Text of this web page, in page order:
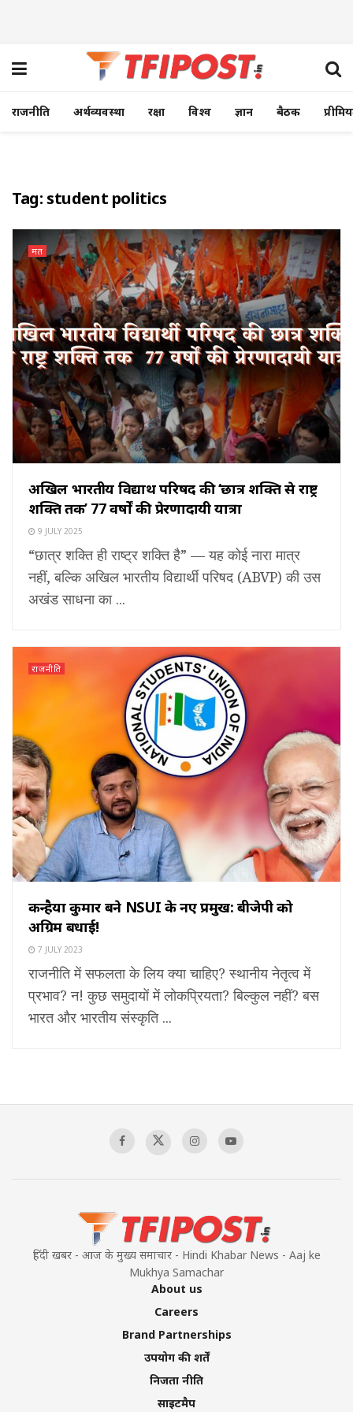
राजनीति अर्थव्यवस्था रक्षा विश्व ज्ञान बैठक
Tag: student politics
मत
अखिल भारतीय विद्यार्थी परिषद की ‘छात्र शक्ति से राष्ट्र
शक्ति तक’ 77 वर्षों की प्रेरणादायी यात्रा
9 JULY 2025
“छात्र शक्ति ही राष्ट्र शक्ति है” — यह कोई नारा मात्र
नहीं, बल्कि अखिल भारतीय विद्यार्थी परिषद (ABVP) की उस
अखंड साधना का ...
राजनीति
कन्हैया कुमार बने NSUI के नए प्रमुख: बीजेपी को
अग्रिम बधाई!
7 JULY 2023
राजनीति में सफलता के लिय क्या चाहिए? स्थानीय नेतृत्व में
प्रभाव? न! कुछ समुदायों में लोकप्रियता? बिल्कुल नहीं? बस
भारत और भारतीय संस्कृति ...
हिंदी खबर - आज के मुख्य समाचार - Hindi Khabar News - Aaj ke
Mukhya Samachar
About us
Careers
Brand Partnerships
उपयोग की शर्तें
निजता नीति
साइटमैप